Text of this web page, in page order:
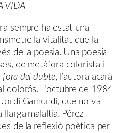
VIDA
sempre ha estat una
la vitalitat que la
de la poesia. Una poesia
de metàfora colorista i
fora del dubte, l’autora acarà
dolorós. L’octubre de 1984
Gamundi, que no va
llarga malaltia. Pérez
de la reflexió poètica per